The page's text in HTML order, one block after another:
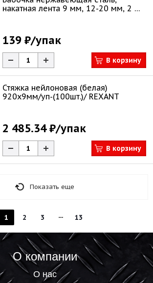
накатная лента 9 мм, 12-20 мм, 2 шт
139 ₽/упак
В корзину
Стяжка нейлоновая (белая)
920x9мм/уп-(100шт.)/ REXANT
2 485.34 ₽/упак
В корзину
Показать еще
1 2 3 13
О компании
О нас